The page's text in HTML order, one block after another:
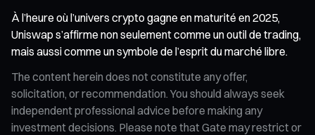
À l’heure où l’univers crypto gagne en maturité en 2025,
Uniswap s’affirme non seulement comme un outil de trading,
mais aussi comme un symbole de l’esprit du marché libre.
The content herein does not constitute any offer,
solicitation, or recommendation. You should always seek
independent professional advice before making any
investment decisions. Please note that Gate may restrict or